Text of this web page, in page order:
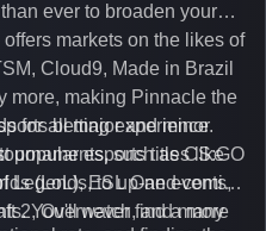
ever to broaden your
markets on the likes of
Cloud9, Made in Brazil
more, making Pinnacle the
betting experience.
such as CS:GO
(LoL), ESL One events,
You'll never find a more
for all major and minor
popular esports titles like
Legends, to up-and-coming
2, Overwatch, and many